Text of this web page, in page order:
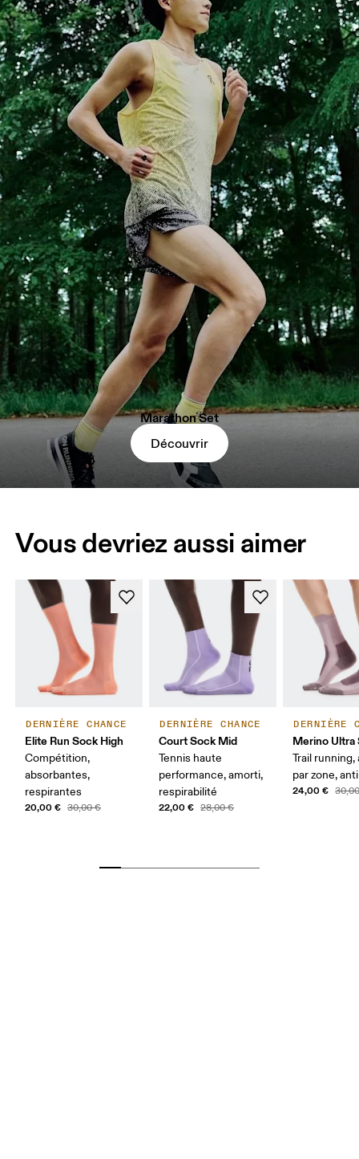
Marathon Set
Découvrir
Vous devriez aussi aimer
DERNIÈRE CHANCE
Elite Run Sock High
Compétition,
absorbantes,
respirantes
20,00 € 30,00 €
DERNIÈRE CHANCE
Court Sock Mid
Tennis haute
performance, amorti,
respirabilité
22,00 € 28,00 €
DERNIÈRE
Merino Ultra
Trail
par zone,
24,00 €